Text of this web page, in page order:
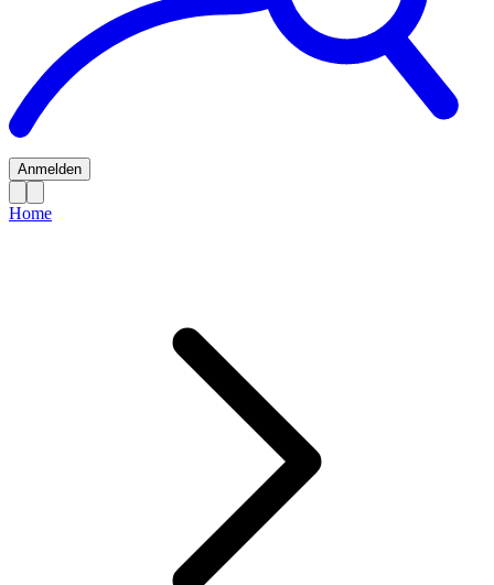
Anmelden
Home